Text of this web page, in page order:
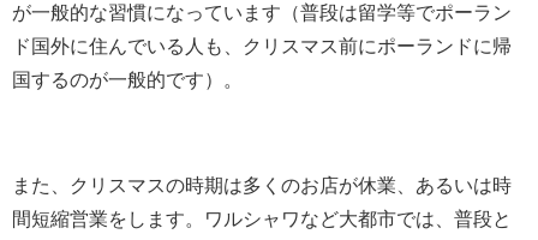
が一般的な習慣になっています（普段は留学等でポーラン
ド国外に住んでいる人も、クリスマス前にポーランドに帰
国するのが一般的です）。
また、クリスマスの時期は多くのお店が休業、あるいは時
間短縮営業をします。ワルシャワなど大都市では、普段と